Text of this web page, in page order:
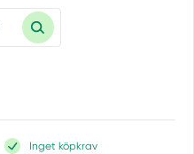
Inget köpkrav